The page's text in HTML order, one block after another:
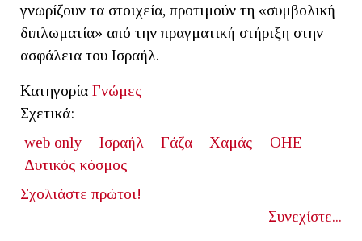
γνωρίζουν τα στοιχεία, προτιμούν τη «συμβολική
διπλωματία» από την πραγματική στήριξη στην
ασφάλεια του Ισραήλ.
Κατηγορία Γνώμες
Σχετικά:
web only
Ισραήλ Γάζα Χαμάς
ΟΗΕ
Δυτικός κόσμος
Σχολιάστε πρώτοι!
Συνεχίστε...